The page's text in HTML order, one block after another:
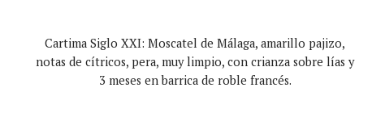
Cartima Siglo XXI: Moscatel de Málaga, amarillo pajizo,
notas de cítricos, pera, muy limpio, con crianza sobre lías y
3 meses en barrica de roble francés.